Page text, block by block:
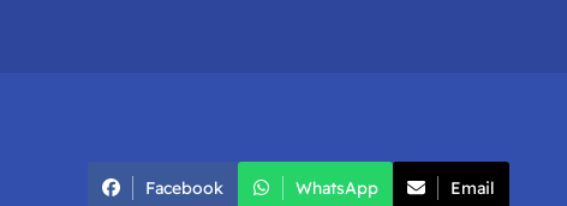
Facebook WhatsApp Email